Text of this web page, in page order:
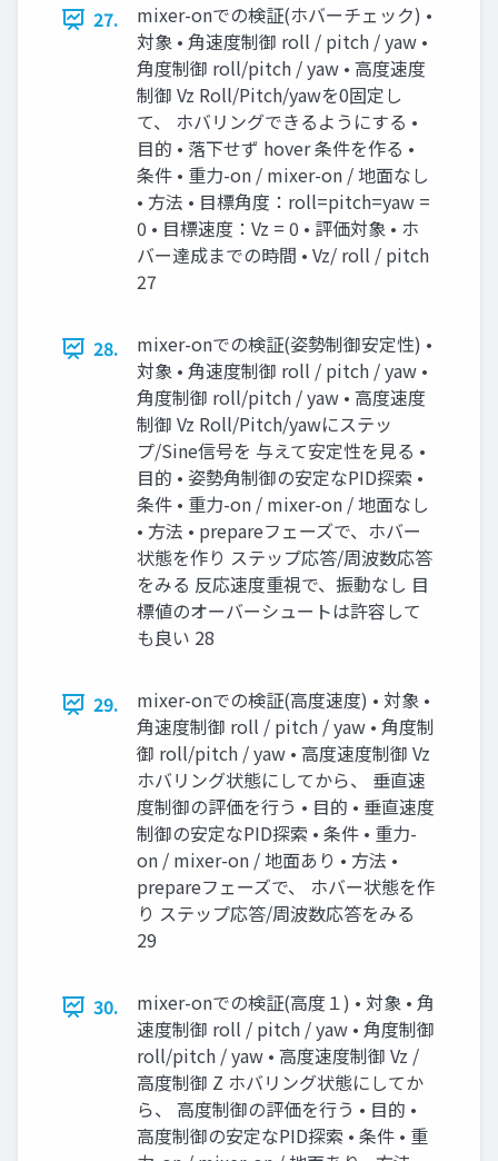
27.
mixer-onでの検証(ホバーチェック) •
対象 • 角速度制御 roll / pitch / yaw •
角度制御 roll/pitch / yaw • 高度速度
制御 Vz Roll/Pitch/yawを0固定し
て、 ホバリングできるようにする •
目的 • 落下せず hover 条件を作る •
条件 • 重力-on / mixer-on / 地面なし
• 方法 • 目標角度：roll=pitch=yaw =
0 • 目標速度：Vz = 0 • 評価対象 • ホ
バー達成までの時間 • Vz/ roll / pitch
27
28.
mixer-onでの検証(姿勢制御安定性) •
対象 • 角速度制御 roll / pitch / yaw •
角度制御 roll/pitch / yaw • 高度速度
制御 Vz Roll/Pitch/yawにステッ
プ/Sine信号を 与えて安定性を見る •
目的 • 姿勢角制御の安定なPID探索 •
条件 • 重力-on / mixer-on / 地面なし
• 方法 • prepareフェーズで、ホバー
状態を作り ステップ応答/周波数応答
をみる 反応速度重視で、振動なし 目
標値のオーバーシュートは許容して
も良い 28
29.
mixer-onでの検証(高度速度) • 対象 •
角速度制御 roll / pitch / yaw • 角度制
御 roll/pitch / yaw • 高度速度制御 Vz
ホバリング状態にしてから、 垂直速
度制御の評価を行う • 目的 • 垂直速度
制御の安定なPID探索 • 条件 • 重力-
on / mixer-on / 地面あり • 方法 •
prepareフェーズで、 ホバー状態を作
り ステップ応答/周波数応答をみる
29
30.
mixer-onでの検証(高度１) • 対象 • 角
速度制御 roll / pitch / yaw • 角度制御
roll/pitch / yaw • 高度速度制御 Vz /
高度制御 Z ホバリング状態にしてか
ら、 高度制御の評価を行う • 目的 •
高度制御の安定なPID探索 • 条件 • 重